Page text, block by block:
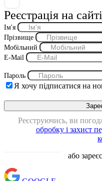
Реєстрація на сайті
Ім'я
Прізвище
Мобільний
E-Mail
Пароль
Я хочу підписатися на
Реєструючись, ви
обробку і захист
або